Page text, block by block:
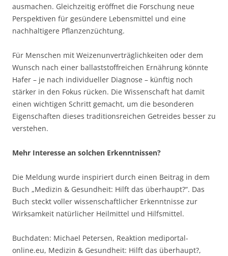
ausmachen. Gleichzeitig eröffnet die Forschung neue
Perspektiven für gesündere Lebensmittel und eine
nachhaltigere Pflanzenzüchtung.
Für Menschen mit Weizenunverträglichkeiten oder dem
Wunsch nach einer ballaststoffreichen Ernährung könnte
Hafer – je nach individueller Diagnose – künftig noch
stärker in den Fokus rücken. Die Wissenschaft hat damit
einen wichtigen Schritt gemacht, um die besonderen
Eigenschaften dieses traditionsreichen Getreides besser zu
verstehen.
Mehr Interesse an solchen Erkenntnissen?
Die Meldung wurde inspiriert durch einen Beitrag in dem
Buch „Medizin & Gesundheit: Hilft das überhaupt?“. Das
Buch steckt voller wissenschaftlicher Erkenntnisse zur
Wirksamkeit natürlicher Heilmittel und Hilfsmittel.
Buchdaten: Michael Petersen, Reaktion mediportal-
online.eu, Medizin & Gesundheit: Hilft das überhaupt?,